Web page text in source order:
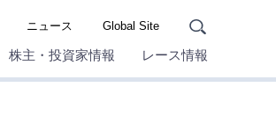
ニュース Global Site
株主・投資家情報 レース情報